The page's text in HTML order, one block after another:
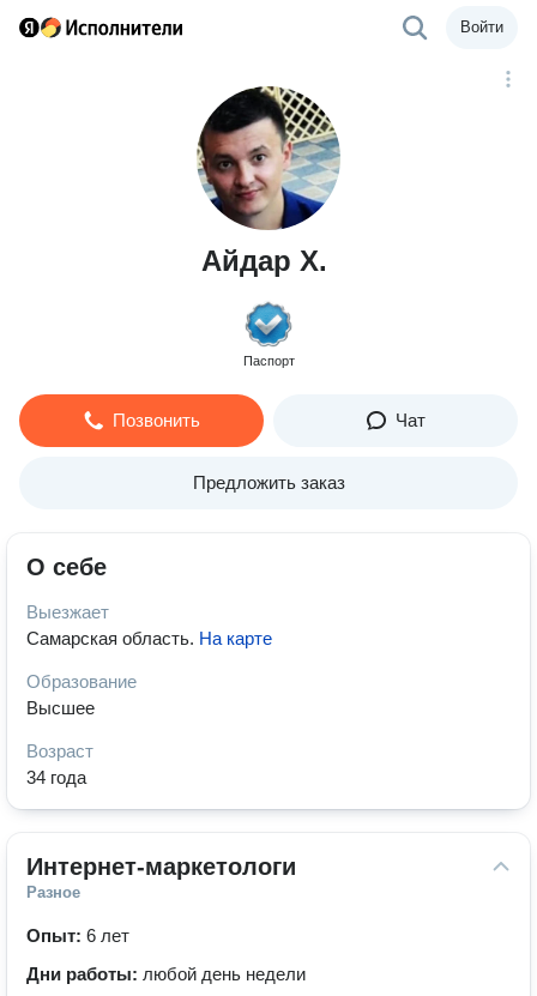
Войти
Айдар Х.
Паспорт
Позвонить Чат
Предложить заказ
О себе
Выезжает
Самарская область. На карте
Образование
Высшее
Возраст
34 года
Интернет-маркетологи
Разное
Опыт: 6 лет
Дни работы: любой день недели